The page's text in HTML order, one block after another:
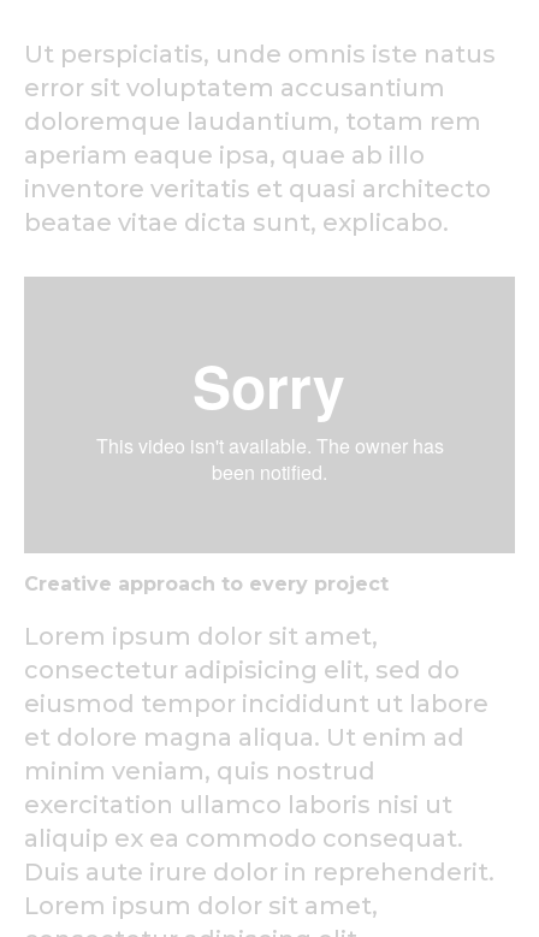
Ut perspiciatis, unde omnis iste natus
error sit voluptatem accusantium
doloremque laudantium, totam rem
aperiam eaque ipsa, quae ab illo
inventore veritatis et quasi architecto
beatae vitae dicta sunt, explicabo.
Creative approach to every project
Lorem ipsum dolor sit amet,
consectetur adipisicing elit, sed do
eiusmod tempor incididunt ut labore
et dolore magna aliqua. Ut enim ad
minim veniam, quis nostrud
exercitation ullamco laboris nisi ut
aliquip ex ea commodo consequat.
Duis aute irure dolor in reprehenderit.
Lorem ipsum dolor sit amet,